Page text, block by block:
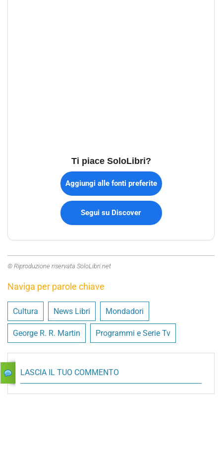
Ti piace SoloLibri?
Aggiungi alle fonti preferite
Segui su Discover
© Riproduzione riservata SoloLibri.net
Naviga per parole chiave
Cultura News Libri Mondadori
George R. R. Martin Programmi e Serie Tv
LASCIA IL TUO COMMENTO